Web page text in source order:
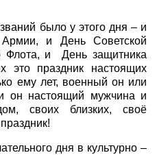
было у этого дня – и
и День Советской
Флота, и День защитника
это праздник настоящих
ему лет, военный он или
он настоящий мужчина и
своих близких, своё
дня в культурно –